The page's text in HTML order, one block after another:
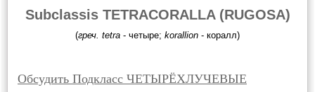
Subclassis TETRACORALLA (RUGOSA)
(греч. tetra - четыре; korallion - коралл)
Обсудить Подкласс ЧЕТЫРЁХЛУЧЕВЫЕ